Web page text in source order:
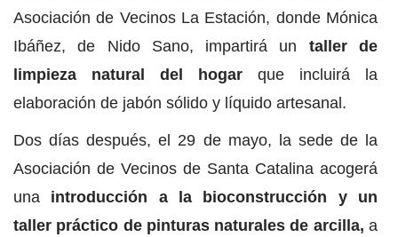
Asociación de Vecinos La Estación, donde Mónica
Ibáñez, de Nido Sano, impartirá un taller de
limpieza natural del hogar que incluirá la
elaboración de jabón sólido y líquido artesanal.
Dos días después, el 29 de mayo, la sede de la
Asociación de Vecinos de Santa Catalina acogerá
una introducción a la bioconstrucción y un
taller práctico de pinturas naturales de arcilla, a